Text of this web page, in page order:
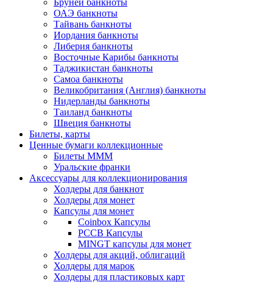
Бруней банкноты
ОАЭ банкноты
Тайвань банкноты
Иордания банкноты
Либерия банкноты
Восточные Карибы банкноты
Таджикистан банкноты
Самоа банкноты
Великобритания (Англия) банкноты
Нидерланды банкноты
Таиланд банкноты
Швеция банкноты
Билеты, карты
Ценные бумаги коллекционные
Билеты МММ
Уральские франки
Аксессуары для коллекционирования
Холдеры для банкнот
Холдеры для монет
Капсулы для монет
Coinbox Капсулы
РССВ Капсулы
MINGT капсулы для монет
Холдеры для акций, облигаций
Холдеры для марок
Холдеры для пластиковых карт